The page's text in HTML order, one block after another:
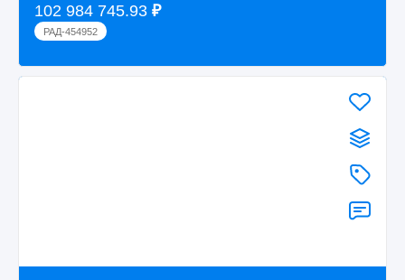
102 984 745.93 ₽
РАД-454952